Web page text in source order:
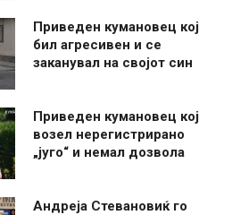
Приведен кумановец кој
бил агресивен и се
заканувал на својот син
Приведен кумановец кој
возел нерегистрирано
„југо“ и немал дозвола
Андреја Стевановиќ го